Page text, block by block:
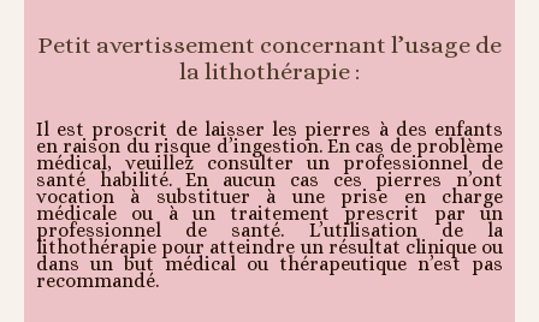
Petit avertissement concernant l’usage de
la lithothérapie :
Il est proscrit de laisser les pierres à des enfants
en raison du risque d’ingestion. En cas de problème
médical, veuillez consulter un professionnel de
santé habilité. En aucun cas ces pierres n’ont
vocation à substituer à une prise en charge
médicale ou à un traitement prescrit par un
professionnel de santé. L’utilisation de la
lithothérapie pour atteindre un résultat clinique ou
dans un but médical ou thérapeutique n’est pas
recommandé.